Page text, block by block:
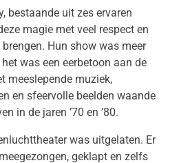
bestaande uit zes ervaren
magie met veel respect en
Hun show was meer
was een eerbetoon aan de
meeslepende muziek,
en sfeervolle beelden waande
in de jaren ’70 en ’80.
was uitgelaten. Er
geklapt en zelfs